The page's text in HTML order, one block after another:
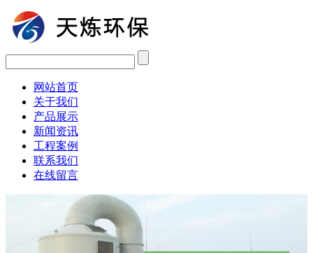
网站首页
关于我们
产品展示
新闻资讯
工程案例
联系我们
在线留言